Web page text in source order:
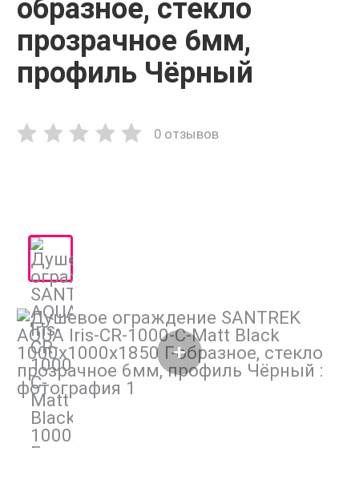
образное, стекло
прозрачное 6мм,
профиль Чёрный
0 отзывов